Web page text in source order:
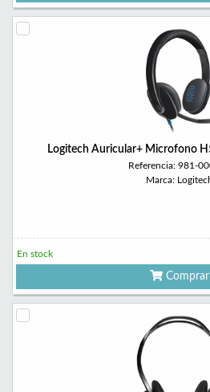
Logitech Auricular+ Microfono
Referencia: 981-
Marca:
En stock
Comprar